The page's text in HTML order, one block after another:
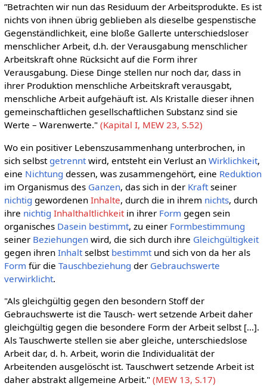
”Betrachten wir nun das Residuum der Arbeitsprodukte. Es ist
nichts von ihnen übrig geblieben als dieselbe gespenstische
Gegenständlichkeit, eine bloße Gallerte unterschiedsloser
menschlicher Arbeit, d.h. der Verausgabung menschlicher
Arbeitskraft ohne Rücksicht auf die Form ihrer
Verausgabung. Diese Dinge stellen nur noch dar, dass in
ihrer Produktion menschliche Arbeitskraft verausgabt,
menschliche Arbeit aufgehäuft ist. Als Kristalle dieser ihnen
gemeinschaftlichen gesellschaftlichen Substanz sind sie
Werte – Warenwerte." (Kapital I, MEW 23, S.52)
Wo ein positiver Lebenszusammenhang unterbrochen, in
sich selbst getrenntwird, entsteht ein Verlust an Wirklichkeit,
eine Nichtung dessen, was zusammengehört, eine Reduktion
im Organismus des Ganzen, das sich in der Kraftseiner
nichtig gewordenen Inhalte, durch die in ihrem nichts, durch
ihre nichtig Inhalthaltlichkeitin ihrer Form gegen sein
organisches Dasein bestimmt, zu einer Formbestimmung
seiner Beziehungenwird, die sich durch ihre Gleichgültigkeit
gegen ihren Inhaltselbst bestimmtund sich von da her als
Form für die Tauschbeziehung der Gebrauchswerte
verwirklicht.
"Als gleichgültig gegen den besondern Stoff der
Gebrauchswerte ist die Tausch- wert setzende Arbeit daher
gleichgültig gegen die besondere Form der Arbeit selbst [...].
Als Tauschwerte stellen sie aber gleiche, unterschiedslose
Arbeit dar, d. h. Arbeit, worin die Individualität der
Arbeitenden ausgelöscht ist. Tauschwert setzende Arbeit ist
daher abstrakt allgemeine Arbeit." (MEW 13, S.17)